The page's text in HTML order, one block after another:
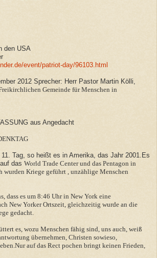
den USA
event/patriot-day/96103.html
2012 Sprecher: Herr Pastor Martin Kölli,
Gemeinde für Menschen in
aus Angedacht
Tag, so heißt es in Amerika, das Jahr 2001.Es
das World Trade Center und das Pentagon in
wurden Kriege geführt , unzählige Menschen
dass es um 8:46 Uhr in New York eine
New Yorker Ortszeit, gleichzeitig wurde an die
gedacht.
es, wozu Menschen fähig sind, uns auch, weiß
übernehmen, Christen sowieso,
auf das Rect pochen bringt keinen Frieden,